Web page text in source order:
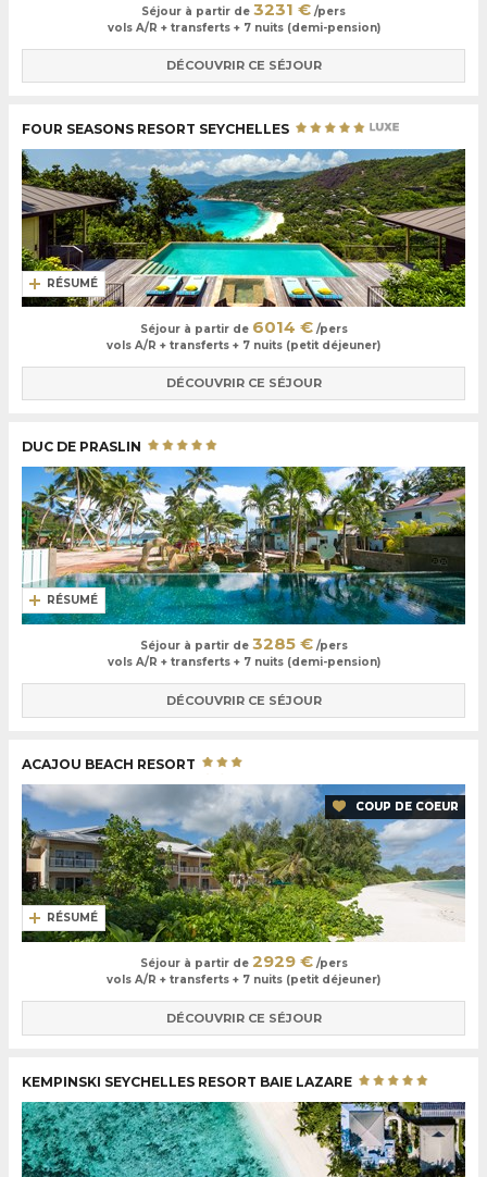
Séjour à partir de 3231 € /pers
vols A/R + transferts + 7 nuits (demi-pension)
DÉCOUVRIR CE SÉJOUR
FOUR SEASONS RESORT SEYCHELLES
RÉSUMÉ
Séjour à partir de 6014 €/pers
vols A/R + transferts + 7 nuits (petit déjeuner)
DÉCOUVRIR CE SÉJOUR
DUC DE PRASLIN
RÉSUMÉ
Séjour à partir de 3285 €/pers
vols A/R + transferts + 7 nuits (demi-pension)
DÉCOUVRIR CE SÉJOUR
ACAJOU BEACH RESORT
COUP DE COEUR
RÉSUMÉ
Séjour à partir de 2929 €/pers
vols A/R + transferts + 7 nuits (petit déjeuner)
DÉCOUVRIR CE SÉJOUR
KEMPINSKI SEYCHELLES RESORT BAIE LAZARE